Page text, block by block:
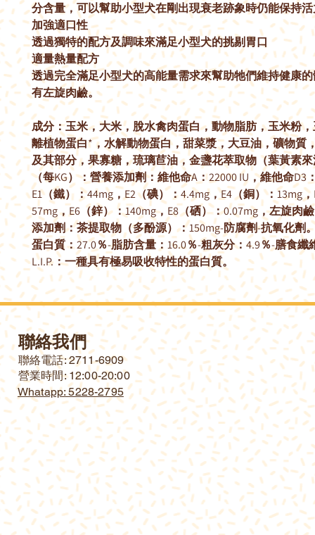
分含量，可以幫助小型犬在剛出現衰老跡象時仍能保持
加強適口性
透過獨特的配方及調味來滿足小型犬的挑剔胃口
適量熱量配方
透過完全滿足小型犬的高能量需求來幫助牠們維持健康
有左旋肉鹼。
成分：玉米，大米，脫水禽肉蛋白，動物脂肪，玉米粉
離植物蛋白*，水解動物蛋白，甜菜漿，大豆油，礦物質
及其部分，果寡糖，琉璃苣油，金盞花萃取物（葉黃素
（每KG）：營養添加劑：維他命A：22000 IU，維他命D3
E1（鐵）：44mg，E2（碘）：4.4mg，E4（銅）：13mg
57mg，E6（鋅）：140mg，E8（硒）：0.07mg，左旋肉
添加劑：茶提取物（多酚源）：150mg-防腐劑-抗氧化劑
蛋白質：27.0％-脂肪含量：16.0％-粗灰分：4.9％-膳食
L.I.P.：一種具有極易吸收特性的蛋白質。
聯絡我們
​聯絡電話: 2711-6909
營業時間: 12:00-20:00
Whatapp: 5228-2795